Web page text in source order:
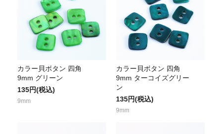
カラー貝ボタン 四角
9mm グリーン
135円(税込)
9mm
カラー貝ボタン 四角
9mm ターコイズグリー
ン
135円(税込)
9mm